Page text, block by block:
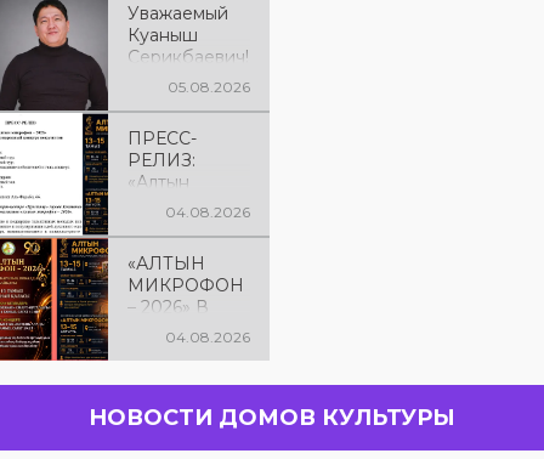
Уважаемый
Куаныш
Серикбаевич!
От всей
Вас с днём
рождения!
05.08.2026
ПРЕСС-
РЕЛИЗ:
«Алтын
микрофон –
ный конкурс
вокалистов
04.08.2026
«АЛТЫН
МИКРОФОН
– 2026» В
КОСТАНАЕ! С
Костанае
04.08.2026
НОВОСТИ ДОМОВ КУЛЬТУРЫ